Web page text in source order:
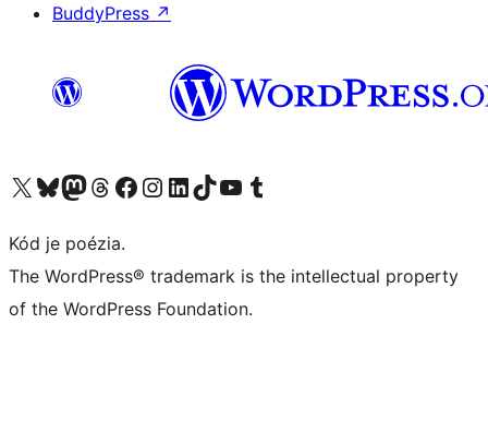
BuddyPress ↗
Navštívte náš účet na X (predtým Twitter)
Navštívte náš účet na platforme Bluesky
Navštívte náš účet na Mastodone
Navštívte náš účet na platforme Threads
Navštívte našu stránku na Facebooku
Navštívte náš účet Instagram
Navštívte náš účet LinkedIn
Navštívte náš účet na platforme TikTok
Navštívte náš kanál YouTube
Navštívte náš účet na platforme Tumblr
Kód je poézia.
The WordPress® trademark is the intellectual property
of the WordPress Foundation.